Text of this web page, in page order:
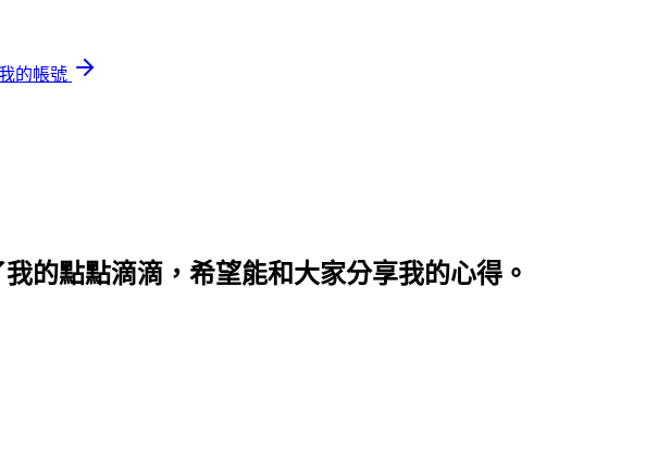
的帳號
的點點滴滴，希望能和大家分享我的心得。